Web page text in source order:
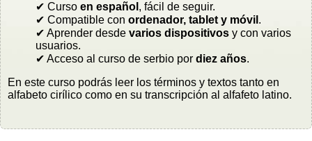
✔ Curso en español , fácil de seguir.
✔ Compatible con ordenador, tablet y móvil .
✔ Aprender desde varios dispositivos y con varios
usuarios.
✔ Acceso al curso de serbio por diez años.
En este curso podrás leer los términos y textos tanto en
alfabeto cirílico como en su transcripción al alfafeto latino.